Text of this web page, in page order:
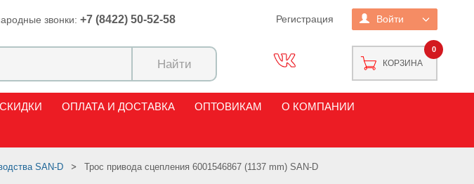
звонки: +7 (8422) 50-52-58 Регистрация Войти
0
КОРЗИНА
СКИДКИ ОПЛАТА И ДОСТАВКА ОПТОВИКАМ О КОМПАНИИ
SAN-D Трос привода сцепления 6001546867 (1137 mm) SAN-D